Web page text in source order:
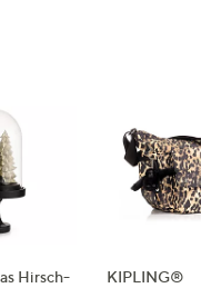
Hirsch-
KIPLING®